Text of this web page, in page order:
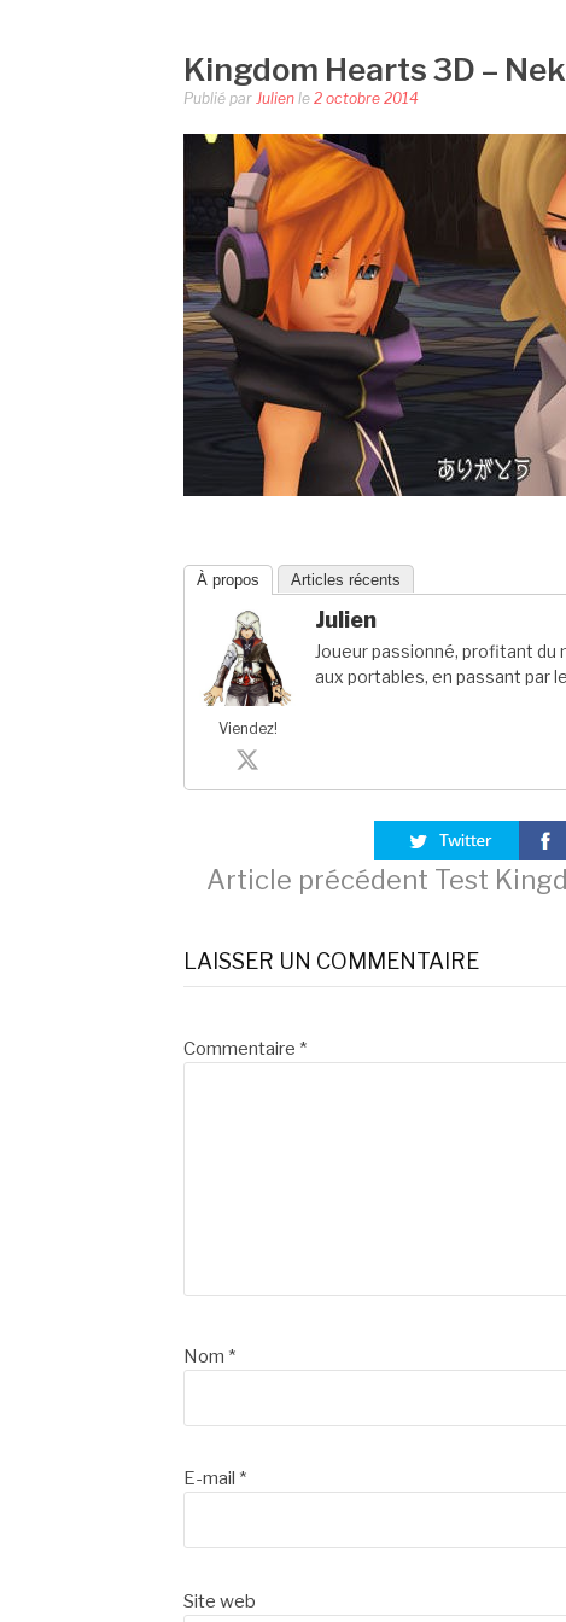
Kingdom Hearts 3D –
Publié par Julien le 2 octobre 2014
À propos Articles récents
Viendez!
Julien
Joueur passionné, profitant
aux portables, en passant par
Lire
la
suite
Article précédent Test
LAISSER UN COMMENTAIRE
Commentaire *
Nom *
E-mail *
Site web